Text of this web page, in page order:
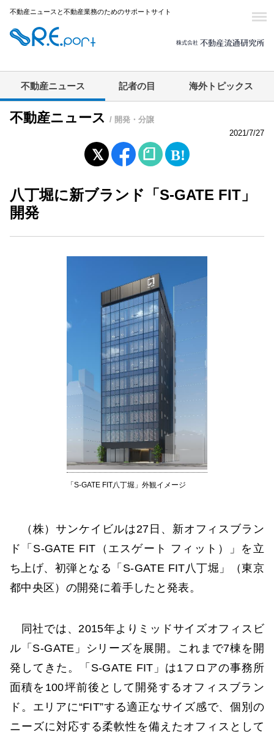
不動産ニュースと不動産業務のためのサポートサイト
不動産ニュース 記者の目 海外トピックス
不動産ニュース / 開発・分譲
2021/7/27
八丁堀に新ブランド「S-GATE FIT」
開発
「S-GATE FIT八丁堀」外観イメージ
（株）サンケイビルは27日、新オフィスブラン
ド「S-GATE FIT（エスゲート フィット）」を立
ち上げ、初弾となる「S-GATE FIT八丁堀」（東京
都中央区）の開発に着手したと発表。
同社では、2015年よりミッドサイズオフィスビ
ル「S-GATE」シリーズを展開。これまで7棟を開
発してきた。「S-GATE FIT」は1フロアの事務所
面積を100坪前後として開発するオフィスブラン
ド。エリアに“FIT”する適正なサイズ感で、個別の
ニーズに対応する柔軟性を備えたオフィスとして